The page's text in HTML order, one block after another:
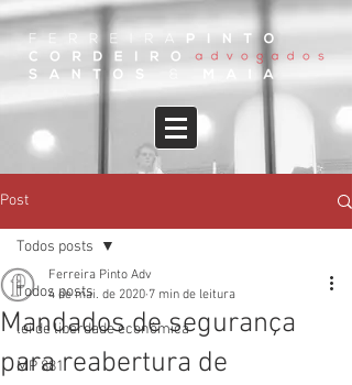
Post
Todos posts
lei de liberdade econômica
MP 881
Todos posts
Mandados de segurança
para reabertura de
Ferreira Pinto Adv
4 de mai. de 2020 7 min de leitura